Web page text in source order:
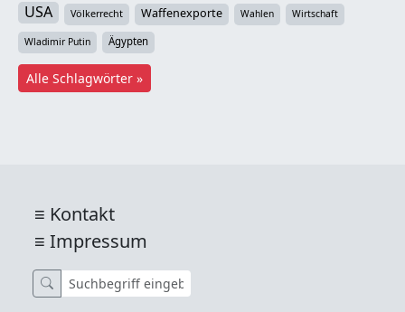
USA Völkerrecht Waffenexporte Wahlen Wirtschaft
Wladimir Putin Ägypten
Alle Schlagwörter »
Kontakt
Impressum